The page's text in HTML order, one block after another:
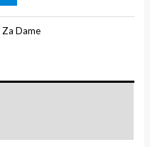
Za Dame